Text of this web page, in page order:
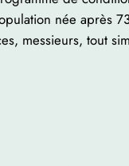
née après
messieurs, tout